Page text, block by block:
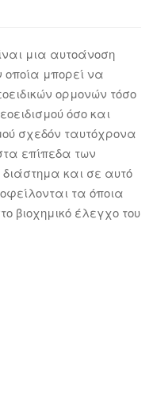
μια αυτοάνοση
οποία μπορεί να
ορμονών τόσο
όσο και
σχεδόν ταυτόχρονα
επίπεδα των
και σε αυτό
τα όποια
βιοχημικό έλεγχο του